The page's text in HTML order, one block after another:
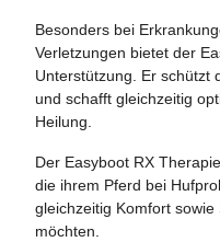
Besonders bei
Verletzungen bietet der
Unterstützung. Er schützt
und schafft gleichzeitig
Heilung.
Der Easyboot RX
die ihrem Pferd bei
gleichzeitig Komfort
möchten.